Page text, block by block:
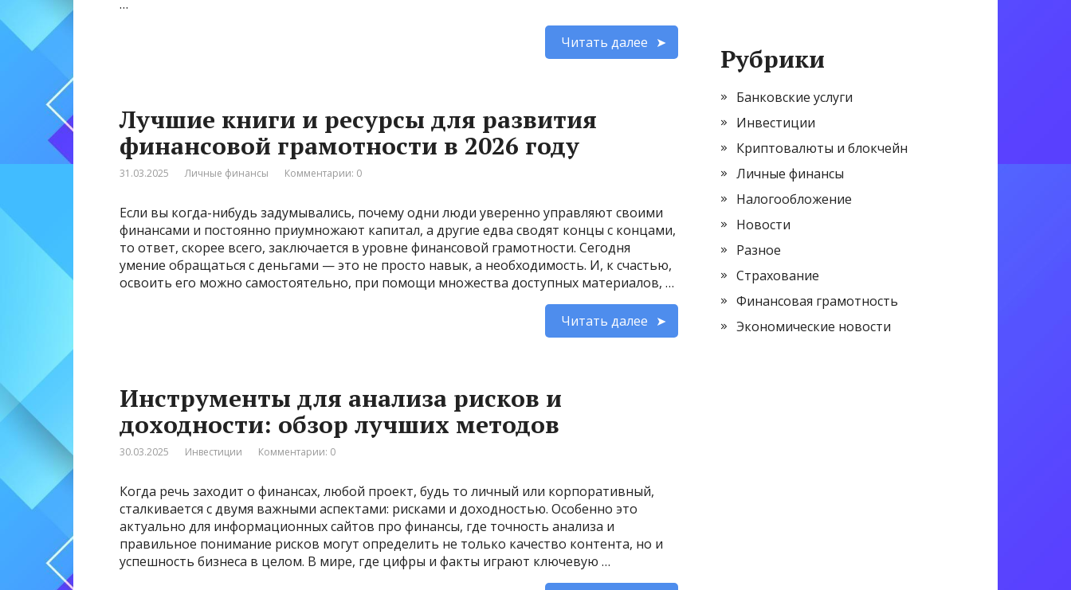
…
Читать далее
Лучшие книги и ресурсы для развития
финансовой грамотности в 2026 году
31.03.2025 Личные финансы Комментарии: 0
Если вы когда-нибудь задумывались, почему одни люди уверенно управляют своими
финансами и постоянно приумножают капитал, а другие едва сводят концы с концами,
то ответ, скорее всего, заключается в уровне финансовой грамотности. Сегодня
умение обращаться с деньгами — это не просто навык, а необходимость. И, к счастью,
освоить его можно самостоятельно, при помощи множества доступных материалов, …
Читать далее
Инструменты для анализа рисков и
доходности: обзор лучших методов
30.03.2025 Инвестиции Комментарии: 0
Когда речь заходит о финансах, любой проект, будь то личный или корпоративный,
сталкивается с двумя важными аспектами: рисками и доходностью. Особенно это
актуально для информационных сайтов про финансы, где точность анализа и
правильное понимание рисков могут определить не только качество контента, но и
успешность бизнеса в целом. В мире, где цифры и факты играют ключевую …
Рубрики
Банковские услуги
Инвестиции
Криптовалюты и блокчейн
Личные финансы
Налогообложение
Новости
Разное
Страхование
Финансовая грамотность
Экономические новости